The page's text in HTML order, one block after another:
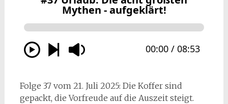
Folge 37 vom 21. Juli 2025: Die Koffer sind
gepackt, die Vorfreude auf die Auszeit steigt.